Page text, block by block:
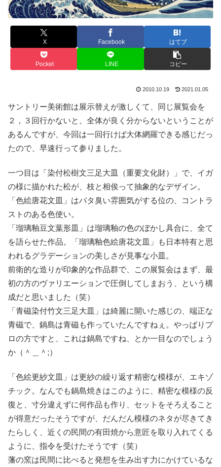
X Facebook はてブ
Pocket LINE コピー
2010.10.19 2021.01.05
サントリー美術館は展示替えが激しくて、同じ展覧会を
２，３回行かないと、全体が良く分からないということが
あるんですが、今回は一回行けば大体網羅できる感じだっ
たので、早速行って参りました。
一つ目は「染付松樹文三足大皿（重要文化財）」で、イガ
の様に描かれた松が、枝と相俟って抽象的なデザイン。
「色絵唐花文皿」はバタ臭い雰囲気がする位の、コントラ
ストのある色使い。
「瑠璃釉豆文葉形皿」は瑠璃釉の色のぼかし具合に、全て
を語らせた作品。「瑠璃釉色絵唐花文皿」も日本特有と思
われるグラデーションの美しさが見事な小皿。
前衛的な造りが印象的な作品群で、この展覧会はまず、最
初の方のヴァリエーションで圧倒してしまおう、という構
成だと思いました（笑）
「青磁染付竹文三足大皿」は綺麗に開いた感じの、端正な
青磁で、鍋島は青磁も作っていたんですねぇ。やっぱりプ
ロの方ですと、これは鍋島ですね、とか一目なのでしょう
か（＾＿＾;）
「色絵更紗文皿」は更紗の繰り返す精密な模様が、エキゾ
チック。なんでも鍋島焼きはこのように、精密な模様の反
復と、寸分違えずに何作品も作り、セットをそろえること
が得意だったそうですが、だんだん模様のネタが尽きてき
たらしく、近くの民間の有田焼から意匠を取り入れてくる
ように、指令を受けたそうです（笑）
藩の窯は民間に比べると発想を生み出す力にかけているな